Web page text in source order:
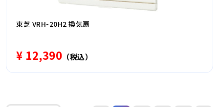
東芝 VRH-20H2 換気扇
¥ 12,390 （税込）